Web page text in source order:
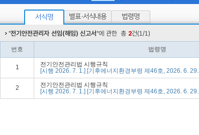
서식명 별표·서식내용 법령명
"전기안전관리자 선임(해임) 신고서"에 관한 총 2건(1/1)
번호 법령명
1
전기안전관리법 시행규칙
[시행 2026. 7. 1.] [기후에너지환경부령 제46호, 2026. 6.
2
전기안전관리법 시행규칙
[시행 2026. 7. 1.] [기후에너지환경부령 제46호, 2026. 6.